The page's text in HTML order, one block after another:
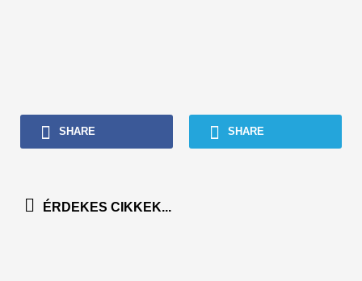
SHARE SHARE
ÉRDEKES CIKKEK...